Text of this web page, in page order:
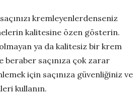
kremleyenlerdenseniz
kalitesine özen gösterin.
ya da kalitesiz bir krem
beraber saçınıza çok zarar
için saçınıza güvenliğiniz ve
kullanın.